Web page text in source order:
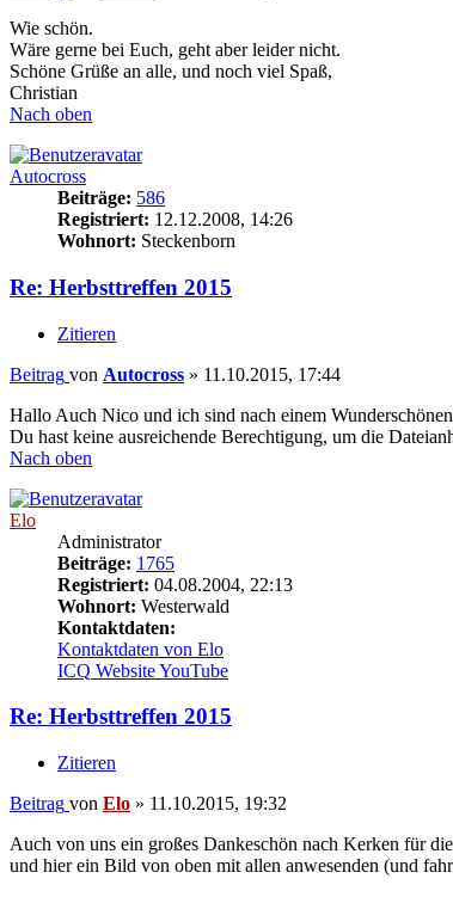
Wie schön.
Wäre gerne bei Euch, geht aber leider nicht.
Schöne Grüße an alle, und noch viel Spaß,
Christian
Nach oben
Autocross
Beiträge: 586
Registriert: 12.12.2008, 14:26
Wohnort: Steckenborn
Re: Herbsttreffen 2015
Zitieren
Beitrag von Autocross » 11.10.2015, 17:44
Hallo Auch Nico und ich sind nach einem
Du hast keine ausreichende Berechtigung, um die
Nach oben
Elo
Administrator
Beiträge: 1765
Registriert: 04.08.2004, 22:13
Wohnort: Westerwald
Kontaktdaten:
Kontaktdaten von Elo
ICQ WebsiteYouTube
Re: Herbsttreffen 2015
Zitieren
Beitrag von Elo » 11.10.2015, 19:32
Auch von uns ein großes Dankeschön nach Kerken für
und hier ein Bild von oben mit allen anwesenden (und